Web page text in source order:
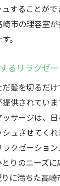
技術力が顧客
で体感する技
提供する技術と
フレッシュす
のリラックス
で過ごす贅沢
心身のリフレ
で休日を満喫す
提供する癒し
での休日の過
することがで
市の理容室
。
るリラクゼ
髪を切るだ
供されてい
サージは、
ュさせてく
クゼーショ
りのニーズ
に満ちた高崎